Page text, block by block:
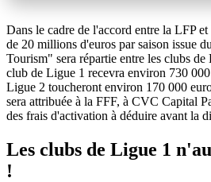
Dans le cadre de l'accord entre la LFP
de 20 millions d'euros par saison issue
Tourism" sera répartie entre les clubs
club de Ligue 1 recevra environ 730
Ligue 2 toucheront environ 170 000
sera attribuée à la FFF, à CVC Capital
des frais d'activation à déduire avant la
Les clubs de Ligue 1
!